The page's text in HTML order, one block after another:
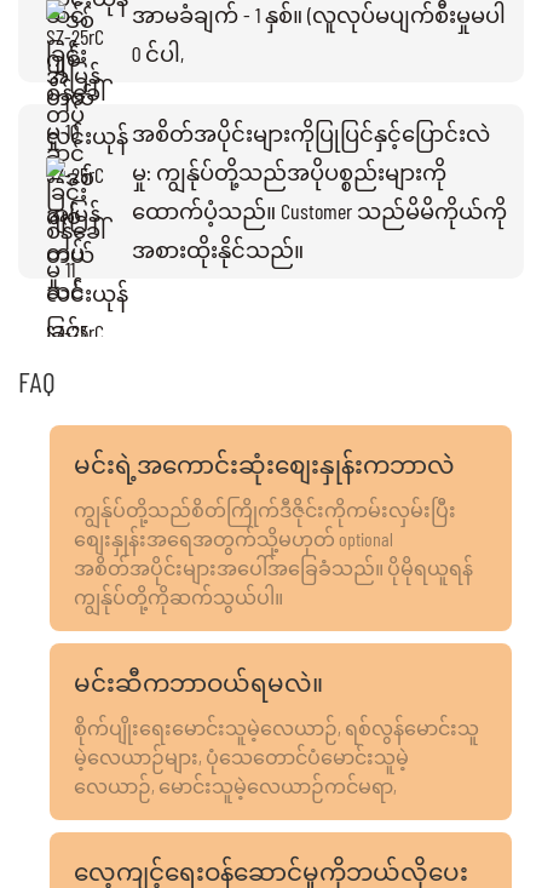
အာမခံချက် - 1 နှစ်။ (လူလုပ်မပျက်စီးမှုမပါ
0 င်ပါ,
အစိတ်အပိုင်းများကိုပြုပြင်နှင့်ပြောင်းလဲ
မှု: ကျွန်ုပ်တို့သည်အပိုပစ္စည်းများကို
ထောက်ပံ့သည်။ Customer သည်မိမိကိုယ်ကို
အစားထိုးနိုင်သည်။
FAQ
မင်းရဲ့အကောင်းဆုံးစျေးနှုန်းကဘာလဲ
ကျွန်ုပ်တို့သည်စိတ်ကြိုက်ဒီဇိုင်းကိုကမ်းလှမ်းပြီး
စျေးနှုန်းအရေအတွက်သို့မဟုတ် optional
အစိတ်အပိုင်းများအပေါ်အခြေခံသည်။ ပိုမိုရယူရန်
ကျွန်ုပ်တို့ကိုဆက်သွယ်ပါ။
မင်းဆီကဘာဝယ်ရမလဲ။
စိုက်ပျိုးရေးမောင်းသူမဲ့လေယာဉ်, ရစ်လွန်မောင်းသူ
မဲ့လေယာဉ်များ, ပုံသေတောင်ပံမောင်းသူမဲ့
လေယာဉ်, မောင်းသူမဲ့လေယာဉ်ကင်မရာ,
လေ့ကျင့်ရေးဝန်ဆောင်မှုကိုဘယ်လိုပေး